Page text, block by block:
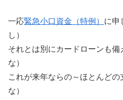
一応緊急小口資金（特例） に申
し）
それとは別にカードローンも
な）
これが来年ならの～ほとんど
な）